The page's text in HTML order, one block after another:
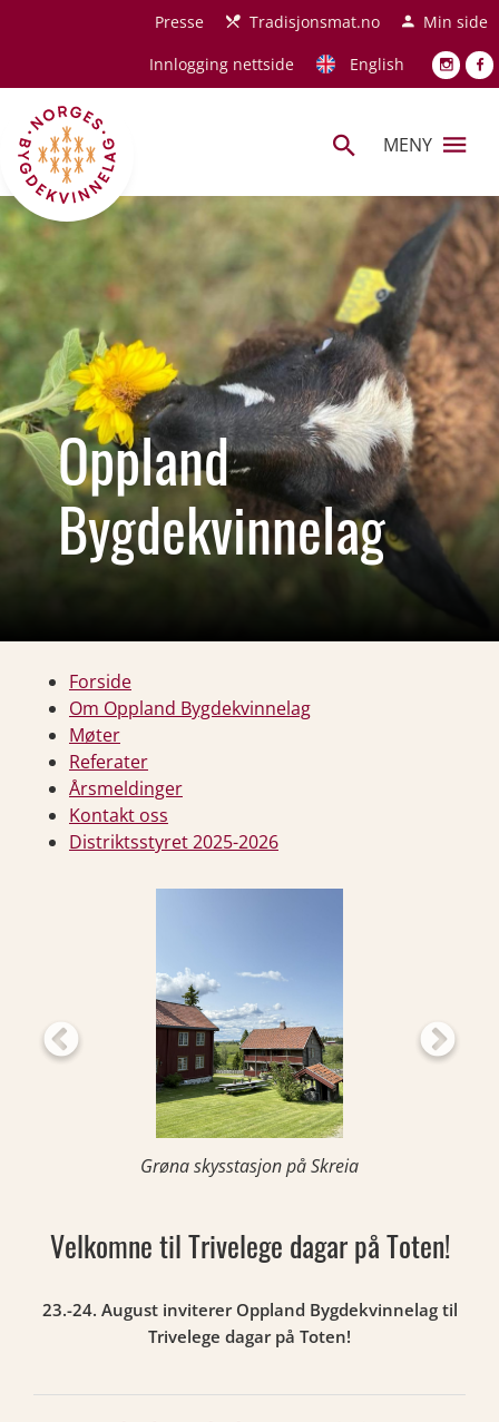
Hopp til hovedinnholdPresse Tradisjonsmat.no
Min side
Innlogging nettside
English
MENY
Oppland
Bygdekvinnelag
Forside
Om Oppland Bygdekvinnelag
Møter
Referater
Årsmeldinger
Kontakt oss
Distriktsstyret 2025-2026
Grøna skysstasjon på Skreia
Velkomne til Trivelege dagar på Toten!
23.-24. August inviterer Oppland Bygdekvinnelag til
Trivelege dagar på Toten!